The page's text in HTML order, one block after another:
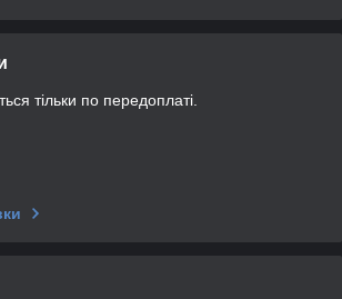
тільки по передоплаті.